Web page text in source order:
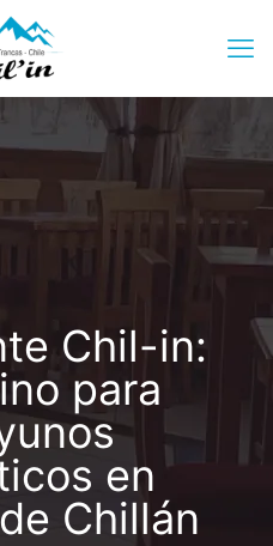
Chil-in:
para
en
Chillán